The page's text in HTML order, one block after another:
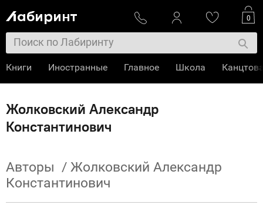
Жолковский Александр
Константинович
Авторы / Жолковский Александр
Константинович
0
Книги Иностранные Главное Школа